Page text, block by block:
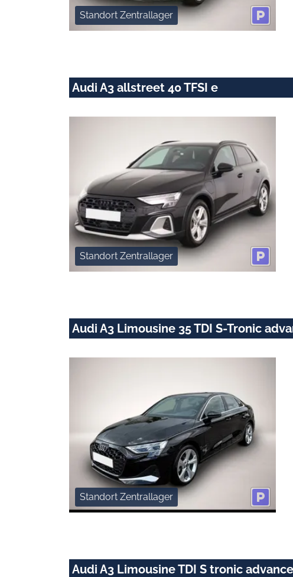
Standort Zentrallager
Audi A3 allstreet 40 TFSI e
Standort Zentrallager
Audi A3 Limousine 35 TDI S-Tronic
Standort Zentrallager
Audi A3 Limousine TDI S tronic